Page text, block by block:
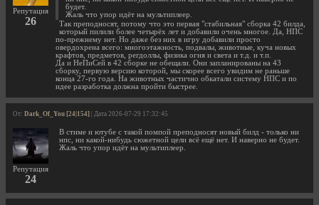
Репутация
26
будет.
Жаль что упор идёт на мультиплеер.
Так преподносят, потому что это первая "стабильная" сборка 42 билда,
который пилили более четырёх лет и добавили очень многое. Да, НПС
по-прежнему нет. Но даже без них в игру добавили просто
овердохрена всего: многоэтажность, подвалы, животные, куча новых
крафтов, предметов, регдоллы, физика огня и света и т.д. и т.п.
Да и НеПиСей в 42 сборке не обещали. Они запланированы на 43
сборку, первую версию которой, мы скорее всего увидим не раньше
конца 27-го года. На животных частично обкатали систему НПС и по
идее разработка должна пройти быстрее.
От: Dark_Of_You [24|154] | Дата 2026-07-29 17:32:45
Репутация
24
В стиме и ютубе с такой помпой преподносят новый билд - только ни
нпс, ни какой-нибудь сюжетной цели всё ещё нет. И наверно не будет.
Жаль что упор идёт на мультиплеер.